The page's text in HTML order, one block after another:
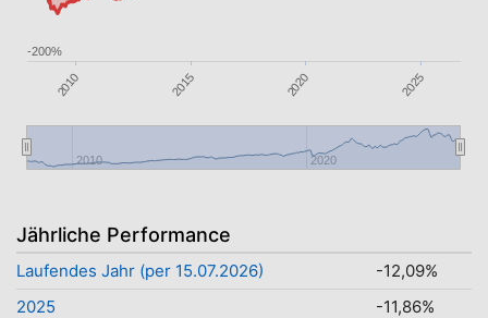
2010 2015 2020 2025
2010 2020
-200%
Jährliche Performance
Laufendes Jahr (per 15.07.2026)
-12,09%
2025
-11,86%